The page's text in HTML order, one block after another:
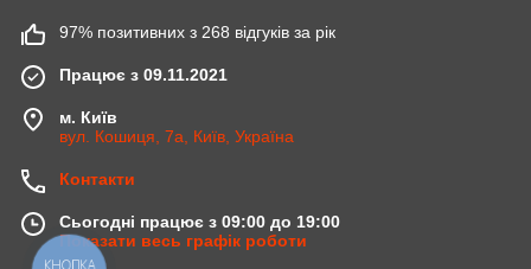
97% позитивних з 268 відгуків за рік
Працює з 09.11.2021
м. Київ
вул. Кошиця, 7а, Київ, Україна
Контакти
Сьогодні працює з 09:00 до 19:00
Показати весь графік роботи
КНОПКА